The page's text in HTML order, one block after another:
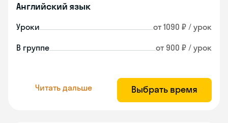
Английский язык
Уроки от 1090 ₽ / урок
В группе от 900 ₽ / урок
Читать дальше Выбрать время